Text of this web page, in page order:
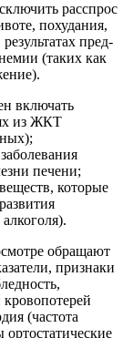
расспрос
похудания,
пред-
(таких как
включать
из ЖКТ
печени;
которые
обращают
признаки
(частота